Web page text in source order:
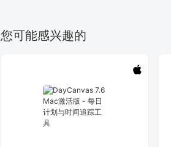
您可能感兴趣的